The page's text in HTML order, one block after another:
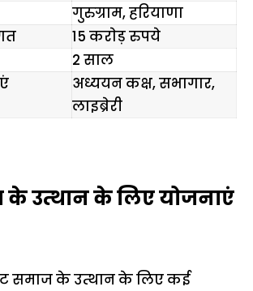
गुरुग्राम, हरियाणा
15 कराेड़ रुपये
2 साल
अध्ययन कक्ष, सभागार,
लाइब्रेरी
उत्थान के लिए योजनाएं
समाज के उत्थान के लिए कई